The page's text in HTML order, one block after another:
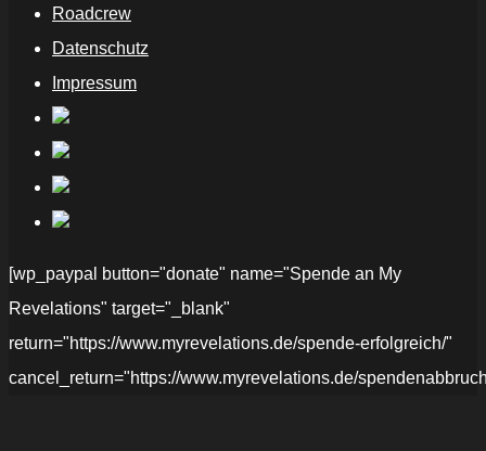
Roadcrew
Datenschutz
Impressum
[wp_paypal button="donate" name="Spende an My
Revelations" target="_blank"
return="https://www.myrevelations.de/spende-erfolgreich/"
cancel_return="https://www.myrevelations.de/